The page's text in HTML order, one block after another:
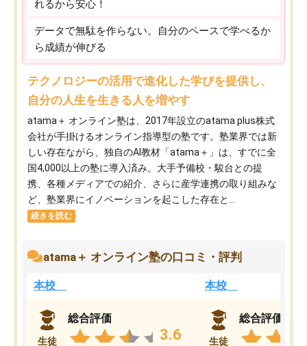
れるから安心！
データで無駄を作らない。自分のペースで学べるか
ら成績が伸びる
テクノロジーの活用で進化した学びを提供し、
自分の人生を生きる人を増やす
atama＋ オンライン塾は、2017年設立のatama plus株式
会社が手掛けるオンライン指導型の塾です。塾業界では新
しい存在ながら、独自のAI教材「atama＋」は、すでに全
国4,000以上の塾に導入済み。大手予備校・駿台との提
携、各種メディアでの紹介、さらに産学連携の取り組みな
ど、塾業界にイノベーションを起こした存在と...
続きを読む
atama＋ オンライン塾の口コミ・評判
本校
生徒
総合評価
3.6
本校
生徒
総合評価